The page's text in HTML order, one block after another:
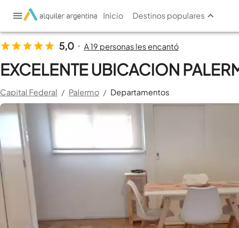
Inicio Destinos populares
5,0 • A 19 personas les encantó
EXCELENTE UBICACION
Capital Federal / Palermo / Departamentos